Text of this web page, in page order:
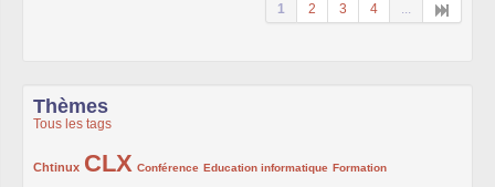
1 2 3 4 ...
Thèmes
Tous les tags
Chtinux
222/1002CLX
1002/1002 Conférence
132/1002 Education informatique
119/1002 Formation
168/1002